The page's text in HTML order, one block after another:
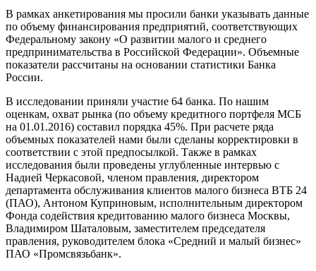
В рамках анкетирования мы просили банки указывать данные
по объему финансирования предприятий, соответствующих
Федеральному закону «О развитии малого и среднего
предпринимательства в Российской Федерации». Объемные
показатели рассчитаны на основании статистики Банка
России.
В исследовании приняли участие 64 банка. По нашим
оценкам, охват рынка (по объему кредитного портфеля МСБ
на 01.01.2016) составил порядка 45%. При расчете ряда
объемных показателей нами были сделаны корректировки в
соответствии с этой предпосылкой. Также в рамках
исследования были проведены углубленные интервью с
Надией Черкасовой, членом правления, директором
департамента обслуживания клиентов малого бизнеса ВТБ 24
(ПАО), Антоном Куприновым, исполнительным директором
Фонда содействия кредитованию малого бизнеса Москвы,
Владимиром Шаталовым, заместителем председателя
правления, руководителем блока «Средний и малый бизнес»
ПАО «Промсвязьбанк».